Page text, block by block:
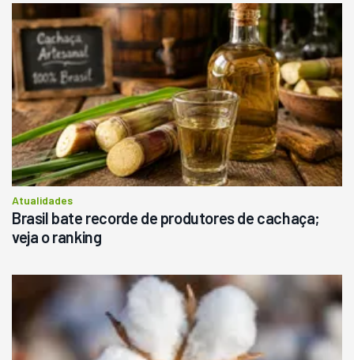
Atualidades
Brasil bate recorde de produtores de cachaça;
veja o ranking